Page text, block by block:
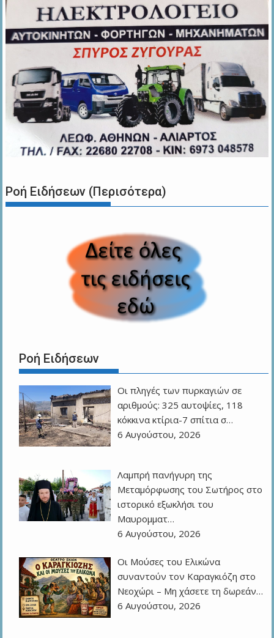
Ροή Ειδήσεων (Περισότερα)
Ροή Ειδήσεων
Οι πληγές των πυρκαγιών σε
αριθμούς: 325 αυτοψίες, 118
κόκκινα κτίρια-7 σπίτια σ…
6 Αυγούστου, 2026
Λαμπρή πανήγυρη της
Μεταμόρφωσης του Σωτήρος στο
ιστορικό εξωκλήσι του
Μαυρομματ…
6 Αυγούστου, 2026
Οι Μούσες του Ελικώνα
συναντούν τον Καραγκιόζη στο
Νεοχώρι – Μη χάσετε τη δωρεάν…
6 Αυγούστου, 2026